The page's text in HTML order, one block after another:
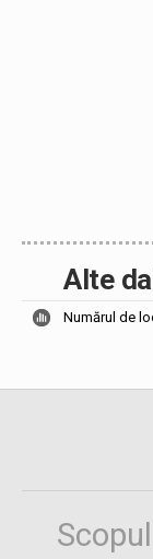
Alte
Numărul de